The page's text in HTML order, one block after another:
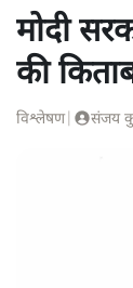
मोदी
की
विश्लेषण| संजय